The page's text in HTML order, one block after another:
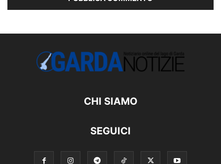
CHI SIAMO
SEGUICI